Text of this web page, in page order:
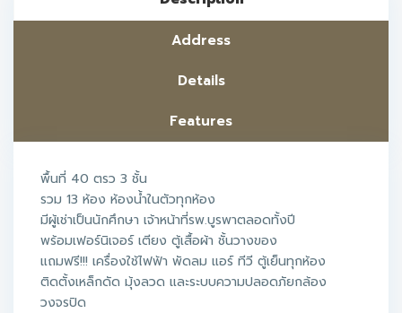
Address
Details
Features
พื้นที่ 40 ตรว 3 ชั้น
รวม 13 ห้อง ห้องน้ำในตัวทุกห้อง
มีผู้เช่าเป็นนักศึกษา เจ้าหน้าที่รพ.บูรพาตลอดทั้งปี
พร้อมเฟอร์นิเจอร์ เตียง ตู้เสื้อผ้า ชั้นวางของ
แถมฟรี!!! เครื่องใช้ไฟฟ้า พัดลม แอร์ ทีวี ตู้เย็นทุกห้อง
ติดตั้งเหล็กดัด มุ้งลวด และระบบความปลอดภัยกล้อง
วงจรปิด